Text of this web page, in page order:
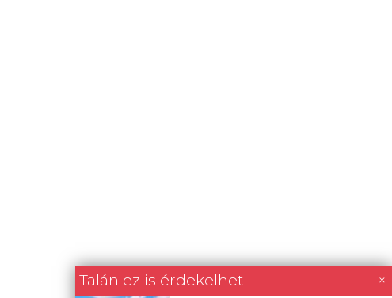
Talán ez is érdekelhet! ×